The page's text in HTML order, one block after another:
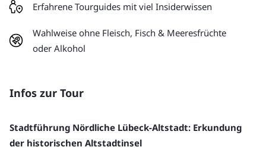
Erfahrene Tourguides mit viel Insiderwissen
Wahlweise ohne Fleisch, Fisch & Meeresfrüchte
oder Alkohol
Infos zur Tour
Stadtführung Nördliche Lübeck-Altstadt: Erkundung
der historischen Altstadtinsel